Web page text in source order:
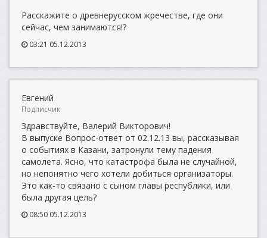
Расскажите о древнерусском жречестве, где они
сейчас, чем занимаются!?
03:21 05.12.2013
Евгений
Подписчик
Здравствуйте, Валерий Викторович!
В выпуске Вопрос-ответ от 02.12.13 вы, рассказывая
о событиях в Казани, затронули тему падения
самолета. Ясно, что катастрофа была не случайной,
но непонятно чего хотели добиться организаторы.
Это как-то связано с сыном главы республики, или
была другая цель?
08:50 05.12.2013